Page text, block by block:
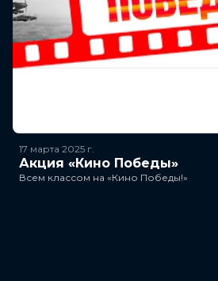
17 марта 2025 г.
Акция «Кино Победы»
Всем классом на «Кино Победы!»